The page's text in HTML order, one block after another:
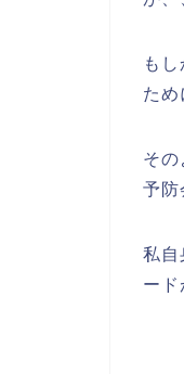
も
ため
その
予防
私自
ード